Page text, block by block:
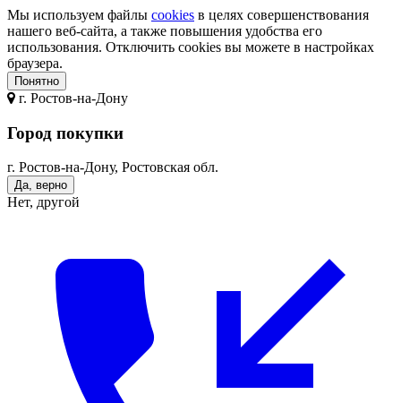
Мы используем файлы cookies в целях совершенствования
нашего веб-сайта, а также повышения удобства его
использования. Отключить cookies вы можете в настройках
браузера.
Понятно
г. Ростов-на-Дону
Город покупки
г. Ростов-на-Дону, Ростовская обл.
Да, верно
Нет, другой